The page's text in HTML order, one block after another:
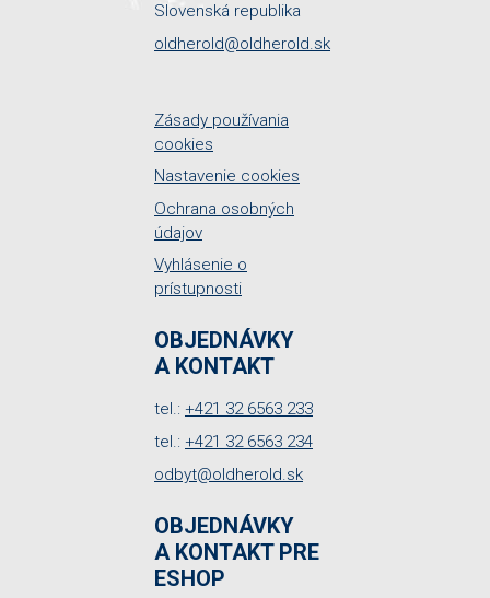
Slovenská republika
oldherold@oldherold.sk
Zásady používania
cookies
Nastavenie cookies
Ochrana osobných
údajov
Vyhlásenie o
prístupnosti
OBJEDNÁVKY
A KONTAKT
tel.: +421 32 6563 233
tel.: +421 32 6563 234
odbyt@oldherold.sk
OBJEDNÁVKY
A KONTAKT PRE
ESHOP